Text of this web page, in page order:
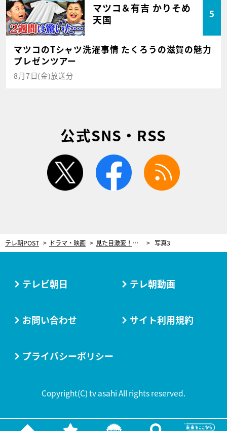
マツコ＆有吉 かりそめ
天国
5
マツコのTシャツ洗濯事情 たくろうの滋賀の魅力
プレゼンツアー
8月7日(金)放送分
公式SNS・RSS
twitter facebook
テレ朝POST ドラマ・映画 見た目激変！ホームレスの正体が“意外なスター”で一同驚愕！＜家政夫のミタゾノ＞ 写真3
テレビ朝日 テレ朝動画
お問い合わせ サイト利用規約
プライバシーポリシー
Copyright(C) tv asahi All rights reserved.